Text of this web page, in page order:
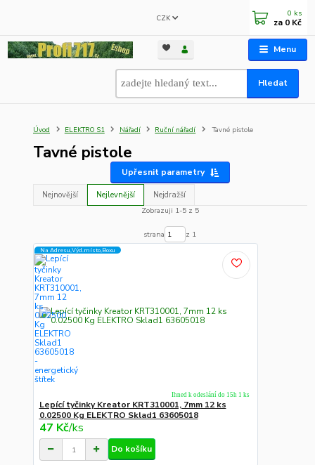
Menu
CZK
Hledat
0 ks
za 0 Kč
Úvod ELEKTRO S1 Nářadí Ruční nářadí Tavné pistole
Tavné pistole
Upřesnit parametry
Nejnovější Nejlevnější
Nejdražší
Zobrazuji 1-5 z 5
strana z 1
Na Adresu,Výd.místo,Boxu
Lepící tyčinky Kreator KRT310001, 7mm 12 ks
0.02500 Kg ELEKTRO Sklad1 63605018
47 Kč/ks
Ihned k odeslání do 15h 1 ks
Do košíku